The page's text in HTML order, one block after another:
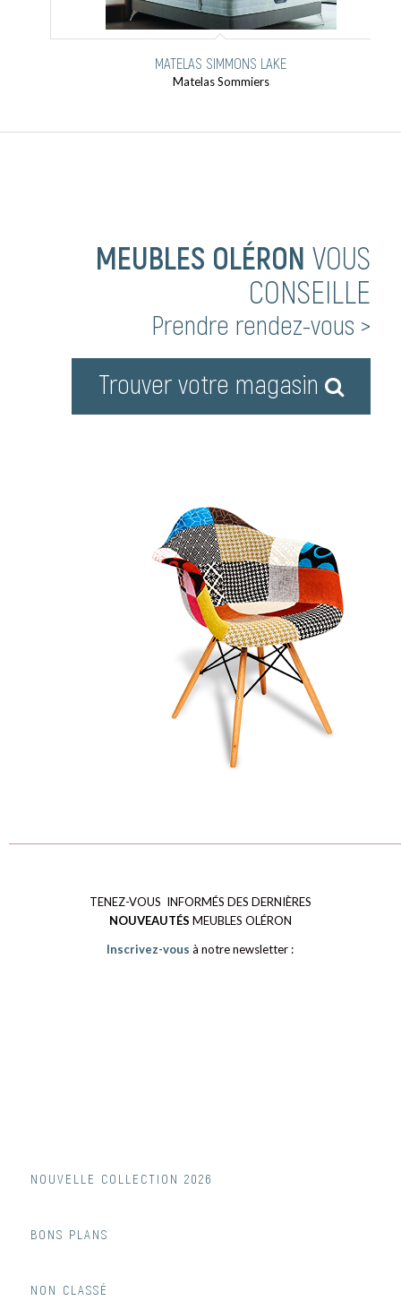
MATELAS SIMMONS LAKE
Matelas Sommiers
MEUBLES OLÉRON VOUS
CONSEILLE
Prendre rendez-vous >
Trouver votre magasin
TENEZ-VOUS INFORMÉS DES DERNIÈRES
NOUVEAUTÉS MEUBLES OLÉRON
Inscrivez-vous à notre newsletter :
NOUVELLE COLLECTION 2026
BONS PLANS
NON CLASSÉ